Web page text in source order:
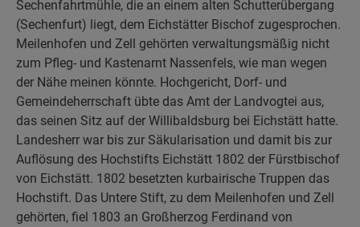
Sechenfahrtmühle, die an einem alten Schutterübergang
(Sechenfurt) liegt, dem Eichstätter Bischof zugesprochen.
Meilenhofen und Zell gehörten verwaltungsmäßig nicht
zum Pfleg- und Kastenarnt Nassenfels, wie man wegen
der Nähe meinen könnte. Hochgericht, Dorf- und
Gemeindeherrschaft übte das Amt der Landvogtei aus,
das seinen Sitz auf der Willibaldsburg bei Eichstätt hatte.
Landesherr war bis zur Säkularisation und damit bis zur
Auflösung des Hochstifts Eichstätt 1802 der Fürstbischof
von Eichstätt. 1802 besetzten kurbairische Truppen das
Hochstift. Das Untere Stift, zu dem Meilenhofen und Zell
gehörten, fiel 1803 an Großherzog Ferdinand von